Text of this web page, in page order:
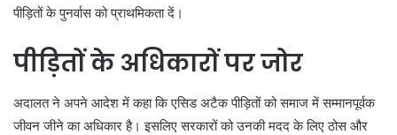
पीड़ितों के पुनर्वास को प्राथमिकता दें।
पीड़ितों के अधिकारों पर जोर
अदालत ने अपने आदेश में कहा कि एसिड अटैक पीड़ितों को समाज में सम्मानपूर्वक
जीवन जीने का अधिकार है। इसलिए सरकारों को उनकी मदद के लिए ठोस और